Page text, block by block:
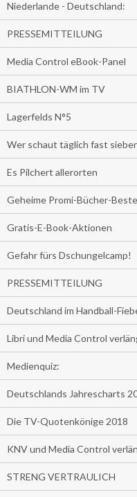
Niederlande - Deutschland:
PRESSEMITTEILUNG
Media Control eBook-Panel
BIATHLON-WM im TV
Lagerfelds N°5
Wer schaut täglich fast
Es Pilchert allerorten
Geheime Promi-Bücher-
Gratis-E-Book-Aktionen
Gefahr fürs Dschungelcamp!
PRESSEMITTEILUNG
Deutschland im Handball-
Libri und Media Control
Medienquiz:
Deutschlands Jahrescharts
Die TV-Quotenkönige 2018
KNV und Media Control
STRENG VERTRAULICH